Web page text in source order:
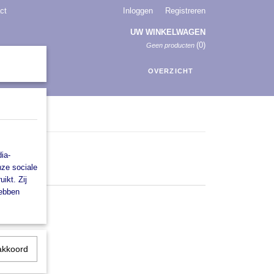
Inloggen Registreren
UW WINKELWAGEN
Geen producten (0)
OVERZICHT
sociale
Zij